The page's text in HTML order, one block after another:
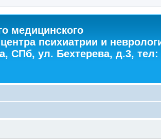
медицинского
психиатрии и
СПб, ул. Бехтерева, д.3, тел: